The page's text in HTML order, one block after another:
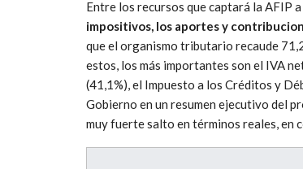
Entre los recursos que captará la AFIP
impositivos, los aportes y
que el organismo tributario recaude
estos, los más importantes son el IVA
(41,1%), el Impuesto a los Créditos y
Gobierno en un resumen ejecutivo del
muy fuerte salto en términos reales, en